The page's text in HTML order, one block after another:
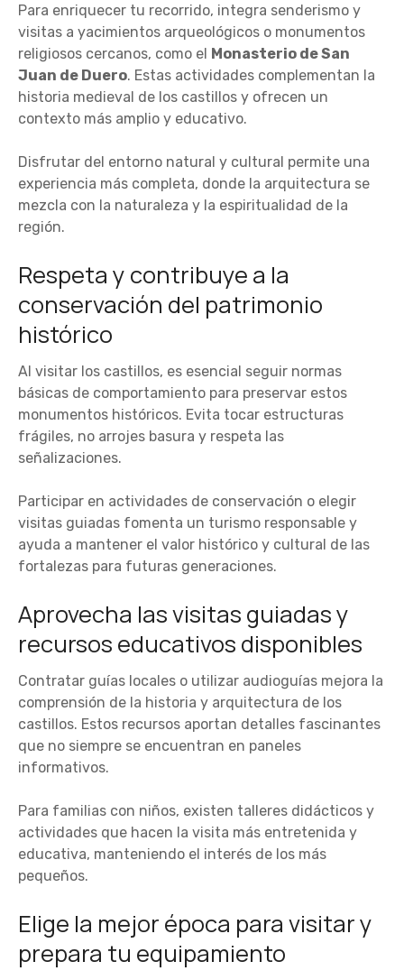
Para enriquecer tu recorrido, integra senderismo y
visitas a yacimientos arqueológicos o monumentos
religiosos cercanos, como el Monasterio de San
Juan de Duero. Estas actividades complementan la
historia medieval de los castillos y ofrecen un
contexto más amplio y educativo.
Disfrutar del entorno natural y cultural permite una
experiencia más completa, donde la arquitectura se
mezcla con la naturaleza y la espiritualidad de la
región.
Respeta y contribuye a la
conservación del patrimonio
histórico
Al visitar los castillos, es esencial seguir normas
básicas de comportamiento para preservar estos
monumentos históricos. Evita tocar estructuras
frágiles, no arrojes basura y respeta las
señalizaciones.
Participar en actividades de conservación o elegir
visitas guiadas fomenta un turismo responsable y
ayuda a mantener el valor histórico y cultural de las
fortalezas para futuras generaciones.
Aprovecha las visitas guiadas y
recursos educativos disponibles
Contratar guías locales o utilizar audioguías mejora la
comprensión de la historia y arquitectura de los
castillos. Estos recursos aportan detalles fascinantes
que no siempre se encuentran en paneles
informativos.
Para familias con niños, existen talleres didácticos y
actividades que hacen la visita más entretenida y
educativa, manteniendo el interés de los más
pequeños.
Elige la mejor época para visitar y
prepara tu equipamiento